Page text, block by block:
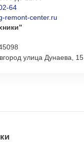
улица Дунаева, 15
64
remont-center.ru